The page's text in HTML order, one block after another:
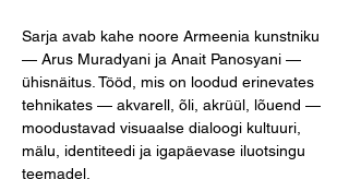
Sarja avab kahe noore Armeenia kunstniku
— Arus Muradyani ja Anait Panosyani —
ühisnäitus. Tööd, mis on loodud erinevates
tehnikates — akvarell, õli, akrüül, lõuend —
moodustavad visuaalse dialoogi kultuuri,
mälu, identiteedi ja igapäevase iluotsingu
teemadel.